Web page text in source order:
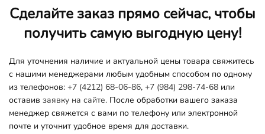
Сделайте заказ прямо сейчас, чтобы
получить самую выгодную цену!
Для уточнения наличие и актуальной цены товара свяжитесь
с нашими менеджерами любым удобным способом по одному
из телефонов: +7 (4212) 68-06-86, +7 (984) 298-74-68 или
оставив заявку на сайте. После обработки вашего заказа
менеджер свяжется с вами по телефону или электронной
почте и уточнит удобное время для доставки.